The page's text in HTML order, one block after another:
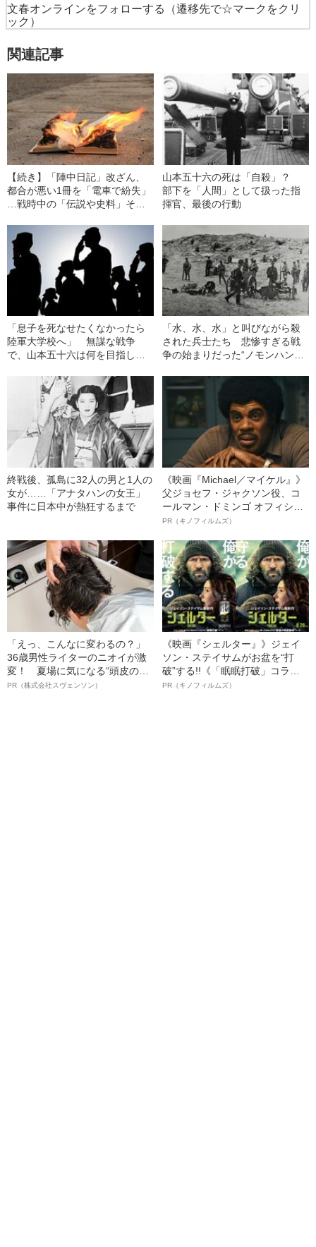
文春オンラインをフォローする
（遷移先で☆マークをクリ
ック）
関連記事
【続き】「陣中日記」改ざん、
都合が悪い1冊を「電車で紛失」
…戦時中の「伝説や史料」そ
山本五十六の死は「自殺」？
部下を「人間」として扱った指
揮官、最後の行動
「息子を死なせたくなかったら
陸軍大学校へ」 無謀な戦争
で、山本五十六は何を目指した
「水、水、水」と叫びながら殺
された兵士たち 悲惨すぎる戦
争の始まりだった“ノモンハン事
終戦後、孤島に32人の男と1人の
女が……「アナタハンの女王」
事件に日本中が熱狂するまで
《映画『Michael／マイケル』》
父ジョセフ・ジャクソン役、コ
ールマン・ドミンゴ オフィシャ
ルインタビュー“観客を魅了した
語る”《日本興収70億円突破》
PR（キノフィルムズ）
「えっ、こんなに変わるの？」
36歳男性ライターのニオイが激
変！ 夏場に気になる“頭皮のニ
オイ”や“ベタつき”を解消す
PR（株式会社スヴェンソン）
《映画『シェルター』》ジェイ
ソン・ステイサムがお盆を“打
破”する!!《「眠眠打破」コラ
ボ》
PR（キノフィルムズ）